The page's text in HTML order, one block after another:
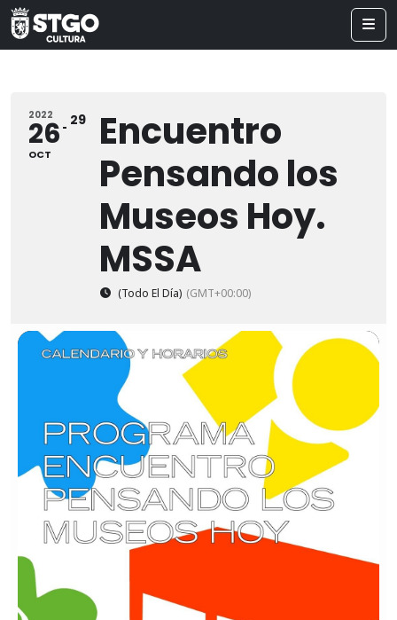
2022
26
OCT
29
Encuentro
Pensando los
Museos Hoy.
MSSA
(Todo El Día) (GMT+00:00)